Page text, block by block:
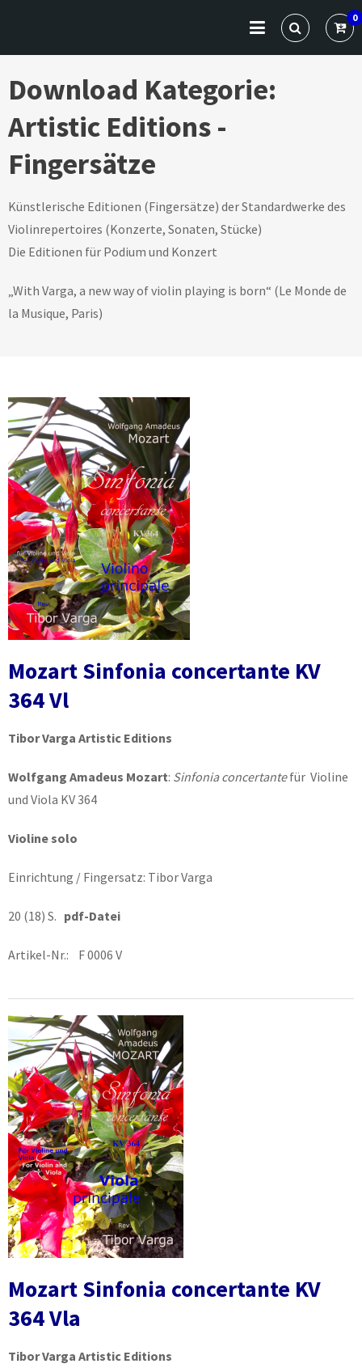
content
0
Download Kategorie:
Artistic Editions -
Fingersätze
Künstlerische Editionen (Fingersätze) der Standardwerke des
Violinrepertoires (Konzerte, Sonaten, Stücke)
Die Editionen für Podium und Konzert
„With Varga, a new way of violin playing is born“ (Le Monde de
la Musique, Paris)
Mozart Sinfonia concertante KV
364 Vl
Tibor Varga Artistic Editions
Wolfgang Amadeus Mozart: Sinfonia concertantefür Violine
und Viola KV 364
Violine solo
Einrichtung / Fingersatz: Tibor Varga
20 (18) S. pdf-Datei
Artikel-Nr.: F 0006 V
Mozart Sinfonia concertante KV
364 Vla
Tibor Varga Artistic Editions